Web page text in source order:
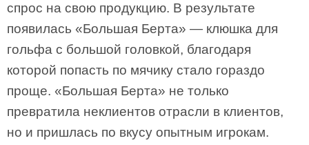
спрос на свою продукцию. В результате
появилась «Большая Берта» — клюшка для
гольфа с большой головкой, благодаря
которой попасть по мячику стало гораздо
проще. «Большая Берта» не только
превратила неклиентов отрасли в клиентов,
но и пришлась по вкусу опытным игрокам.